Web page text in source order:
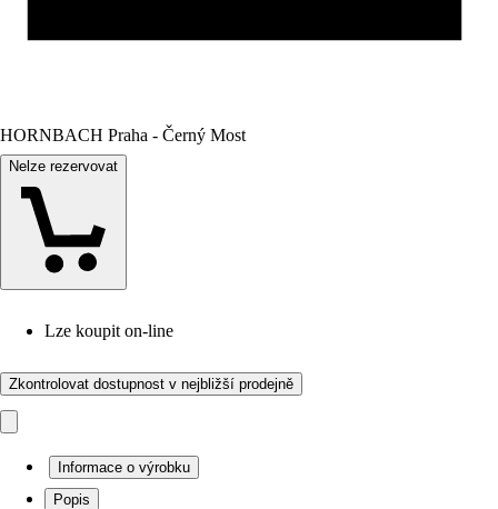
HORNBACH Praha - Černý Most
Nelze rezervovat
Lze koupit on-line
Zkontrolovat dostupnost v nejbližší prodejně
Informace o výrobku
Popis